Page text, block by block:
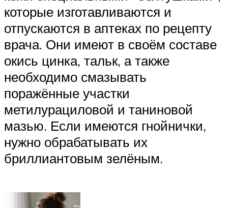
которые изготавливаются и
отпускаются в аптеках по рецепту
врача. Они имеют в своём составе
окись цинка, тальк, а также
необходимо смазывать
поражённые участки
метилурациловой и таниновой
мазью. Если имеются гнойнички,
нужно обрабатывать их
бриллиантовым зелёным.